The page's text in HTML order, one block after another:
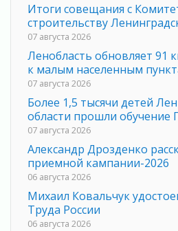
Итоги совещания с
строительству
07 августа 2026
Ленобласть обновляет 91
к малым населенным
07 августа 2026
Более 1,5 тысячи детей
области прошли обучение
07 августа 2026
Александр Дрозденко
приемной кампании-2026
06 августа 2026
Михаил Ковальчук
Труда России
06 августа 2026